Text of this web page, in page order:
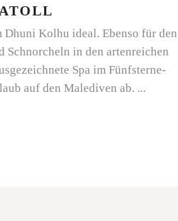
Dhuni Kolhu ideal. Ebenso für den
Schnorcheln in den artenreichen
Spa im Fünfsterne-
auf den Malediven ab.